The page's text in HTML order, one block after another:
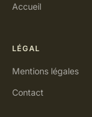
Accueil
LÉGAL
Mentions légales
Contact